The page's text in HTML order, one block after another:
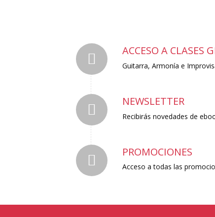
ACCESO A CLASES
Guitarra, Armonía e
NEWSLETTER
Recibirás novedades de
PROMOCIONES
Acceso a todas las